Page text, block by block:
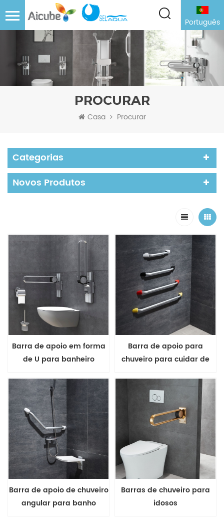
Português
PROCURAR
Casa Procurar
Categorias
Novos Produtos
Barra de apoio em forma
de U para banheiro
Barra de apoio para
chuveiro para cuidar de
Barra de apoio de chuveiro
angular para banho
Barras de chuveiro para
idosos